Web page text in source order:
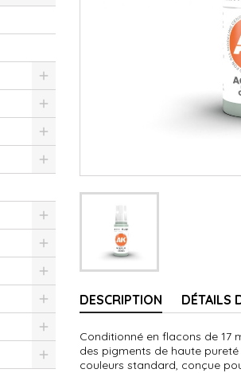
DESCRIPTION DÉTAILS
Conditionné en flacons de 17
des pigments de haute
couleurs standard, conçue